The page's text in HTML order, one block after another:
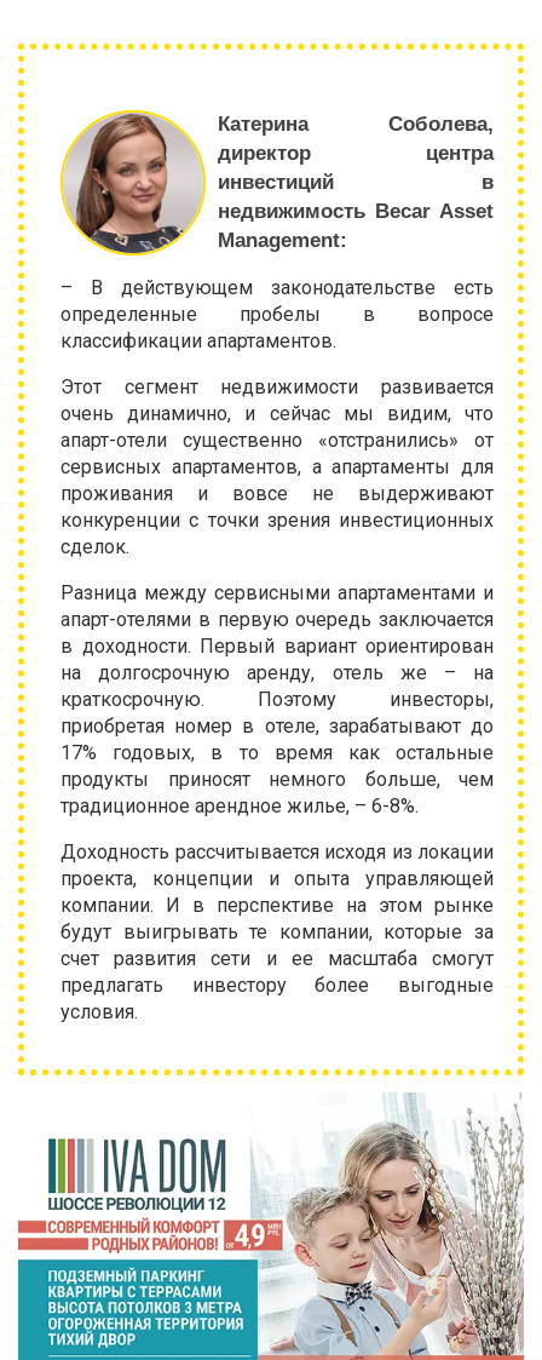
Катерина Соболева,
директор центра
инвестиций в
недвижимость Becar Asset
Management:
– В действующем законодательстве есть
определенные пробелы в вопросе
классификации апартаментов.
Этот сегмент недвижимости развивается
очень динамично, и сейчас мы видим, что
апарт-отели существенно «отстранились» от
сервисных апартаментов, а апартаменты для
проживания и вовсе не выдерживают
конкуренции с точки зрения инвестиционных
сделок.
Разница между сервисными апартаментами и
апарт-отелями в первую очередь заключается
в доходности. Первый вариант ориентирован
на долгосрочную аренду, отель же – на
краткосрочную. Поэтому инвесторы,
приобретая номер в отеле, зарабатывают до
17% годовых, в то время как остальные
продукты приносят немного больше, чем
традиционное арендное жилье, – 6-8%.
Доходность рассчитывается исходя из локации
проекта, концепции и опыта управляющей
компании. И в перспективе на этом рынке
будут выигрывать те компании, которые за
счет развития сети и ее масштаба смогут
предлагать инвестору более выгодные
условия.